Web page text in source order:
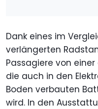
Dank eines im
verlängerten
Passagiere von
die auch in den
Boden verbauten
wird. In den